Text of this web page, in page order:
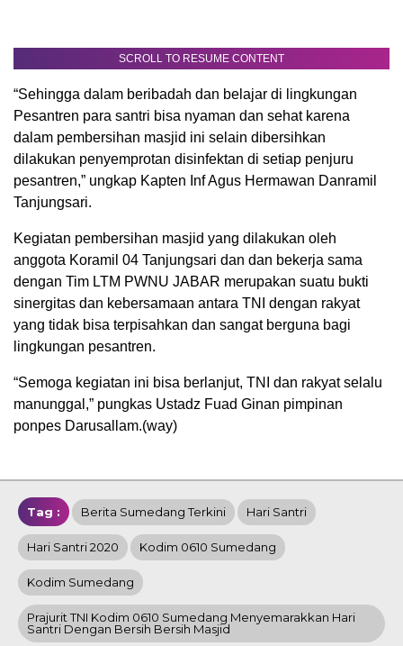
SCROLL TO RESUME CONTENT
“Sehingga dalam beribadah dan belajar di lingkungan
Pesantren para santri bisa nyaman dan sehat karena
dalam pembersihan masjid ini selain dibersihkan
dilakukan penyemprotan disinfektan di setiap penjuru
pesantren,” ungkap Kapten Inf Agus Hermawan Danramil
Tanjungsari.
Kegiatan pembersihan masjid yang dilakukan oleh
anggota Koramil 04 Tanjungsari dan dan bekerja sama
dengan Tim LTM PWNU JABAR merupakan suatu bukti
sinergitas dan kebersamaan antara TNI dengan rakyat
yang tidak bisa terpisahkan dan sangat berguna bagi
lingkungan pesantren.
“Semoga kegiatan ini bisa berlanjut, TNI dan rakyat selalu
manunggal,” pungkas Ustadz Fuad Ginan pimpinan
ponpes Darusallam.(way)
Tag : Berita Sumedang Terkini Hari Santri
Hari Santri 2020 Kodim 0610 Sumedang
Kodim Sumedang
Prajurit TNI Kodim 0610 Sumedang Menyemarakkan Hari
Santri Dengan Bersih Bersih Masjid